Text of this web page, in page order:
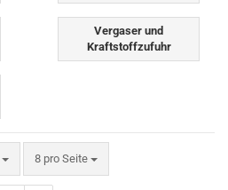
Vergaser und
Kraftstoffzufuhr
8 pro Seite
pro Seite